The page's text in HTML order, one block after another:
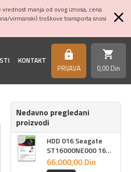
manja od ovog iznosa, cena
virmanski) troškove transporta snosi
KONTAKT https
PRIJAVA
shopping_cart
0,00 Din
Nedavno pregledani
proizvodi
HDD 016 Seagate
ST16000NE000 16TB
SATAIII-600 256MB
66.000,00 Din